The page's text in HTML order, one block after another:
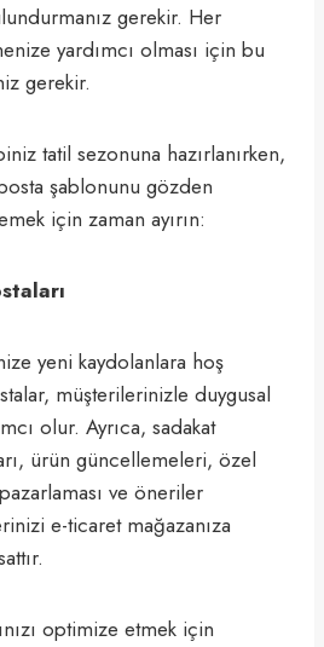
gerekir. Her
yardımcı olması için bu
gerekir.
tatil sezonuna hazırlanırken,
şablonunu gözden
için zaman ayırın:
yeni kaydolanlara hoş
müşterilerinizle duygusal
olur. Ayrıca, sadakat
ürün güncellemeleri, özel
ve öneriler
e-ticaret mağazanıza
optimize etmek için